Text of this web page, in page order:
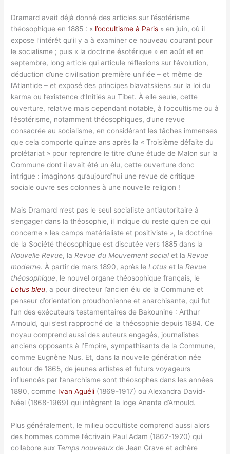
Dramard avait déjà donné des articles sur l’ésotérisme
théosophique en 1885 : « l’occultisme à Paris » en juin, où il
expose l’intérêt qu’il y a à examiner ce nouveau courant pour
le socialisme ; puis « la doctrine ésotérique » en août et en
septembre, long article qui articule réflexions sur l’évolution,
déduction d’une civilisation première unifiée – et même de
l’Atlantide – et exposé des principes blavatskiens sur la loi du
karma ou l’existence d’Initiés au Tibet. À elle seule, cette
ouverture, relative mais cependant notable, à l’occultisme ou à
l’ésotérisme, notamment théosophiques, d’une revue
consacrée au socialisme, en considérant les tâches immenses
que cela comporte quinze ans après la « Troisième défaite du
prolétariat » pour reprendre le titre d’une étude de Malon sur la
Commune dont il avait été un élu, cette ouverture donc
intrigue : imaginons qu’aujourd’hui une revue de critique
sociale ouvre ses colonnes à une nouvelle religion !
Mais Dramard n’est pas le seul socialiste antiautoritaire à
s’engager dans la théosophie, il indique du reste qu’en ce qui
concerne « les camps matérialiste et positiviste », la doctrine
de la Société théosophique est discutée vers 1885 dans la
Nouvelle Revue, la Revue du Mouvement socialet la Revue
moderne. À partir de mars 1890, après le Lotus et la Revue
théosophique, le nouvel organe théosophique français, le
Lotus bleu, a pour directeur l’ancien élu de la Commune et
penseur d’orientation proudhonienne et anarchisante, qui fut
l’un des exécuteurs testamentaires de Bakounine : Arthur
Arnould, qui s’est rapproché de la théosophie depuis 1884. Ce
noyau comprend aussi des auteurs engagés, journalistes
anciens opposants à l’Empire, sympathisants de la Commune,
comme Eugnène Nus. Et, dans la nouvelle génération née
autour de 1865, de jeunes artistes et futurs voyageurs
influencés par l’anarchisme sont théosophes dans les années
1890, comme Ivan Aguéli (1869-1917) ou Alexandra David-
Néel (1868-1969) qui intègrent la loge Ananta d’Arnould.
Plus généralement, le milieu occultiste comprend aussi alors
des hommes comme l’écrivain Paul Adam (1862-1920) qui
collabore aux Temps nouveaux de Jean Grave et adhère